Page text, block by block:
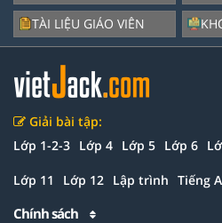
TÀI LIỆU GIÁO VIÊN
Giải bài tập:
Lớp 1-2-3 Lớp 4 Lớp 5 Lớp 6
Lớp 11 Lớp 12 Lập trình Tiếng
Chính sách